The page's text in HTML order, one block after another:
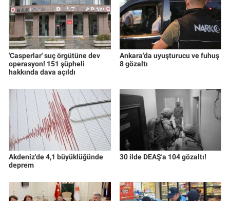
'Casperlar' suç örgütüne dev
operasyon! 151 şüpheli
hakkında dava açıldı
Ankara'da uyuşturucu ve fuhuş
8 gözaltı
Akdeniz'de 4,1 büyüklüğünde
deprem
30 ilde DEAŞ'a 104 gözaltı!